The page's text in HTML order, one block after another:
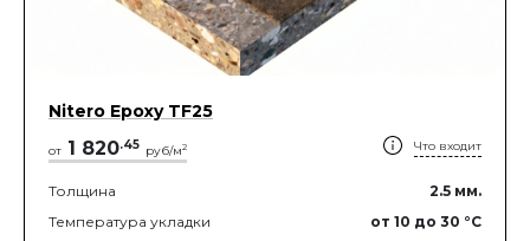
Nitero Epoxy TF25
от 1 820.45 руб/м2 Что входит
Толщина 2.5 мм.
Температура укладки
от 10 до 30 °C